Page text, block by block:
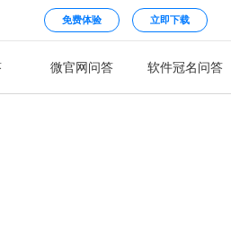
免费体验 立即下载
微官网问答 软件冠名问答